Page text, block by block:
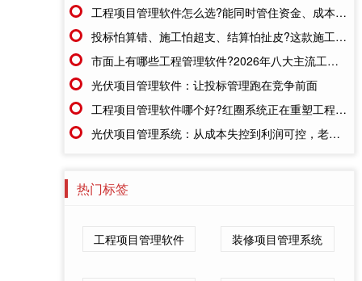
工程项目管理软件怎么选?能同时管住资金、成本、进度的才靠谱
投标怕算错、施工怕超支、结算怕扯皮?这款施工成本管理系统一招全解决
市面上有哪些工程管理软件?2026年八大主流工具深度盘点
光伏项目管理软件：让投标管理跑在竞争前面
工程项目管理软件哪个好?红圈系统正在重塑工程企业的"数字大脑"
光伏项目管理系统：从成本失控到利润可控，老板只需做对一步
热门标签
工程项目管理软件 装修项目管理系统